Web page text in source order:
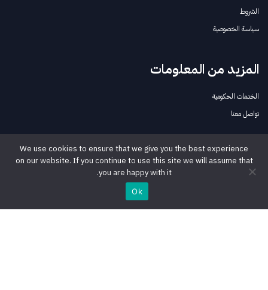
الشروط
سياسة الخصوصية
المزيد من المعلومات
الخدمات الحكومية
تواصل معنا
تابعنا
We use cookies to ensure that we give you the best experience
on our website. If you continue to use this site we will assume that
you are happy with it.
Ok